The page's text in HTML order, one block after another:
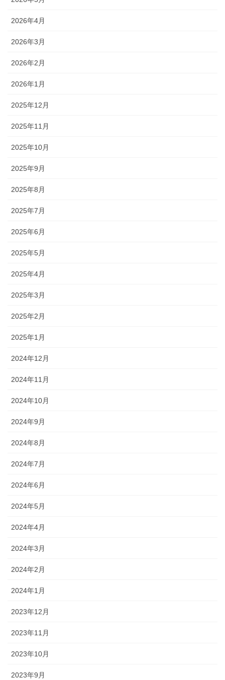
2026年4月
2026年3月
2026年2月
2026年1月
2025年12月
2025年11月
2025年10月
2025年9月
2025年8月
2025年7月
2025年6月
2025年5月
2025年4月
2025年3月
2025年2月
2025年1月
2024年12月
2024年11月
2024年10月
2024年9月
2024年8月
2024年7月
2024年6月
2024年5月
2024年4月
2024年3月
2024年2月
2024年1月
2023年12月
2023年11月
2023年10月
2023年9月